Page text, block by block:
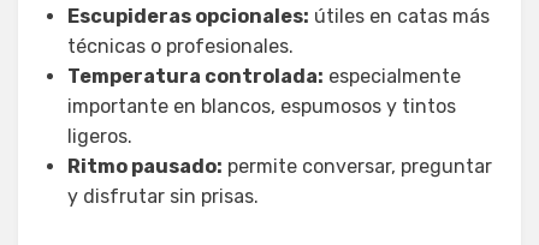
Escupideras opcionales: útiles en catas más
técnicas o profesionales.
Temperatura controlada: especialmente
importante en blancos, espumosos y tintos
ligeros.
Ritmo pausado: permite conversar, preguntar
y disfrutar sin prisas.